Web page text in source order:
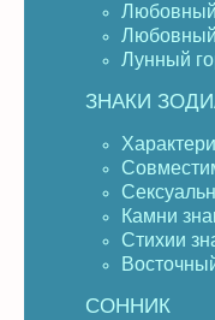
Любовный
Лунный
ЗНАКИ
Камни
Стихии
СОННИК